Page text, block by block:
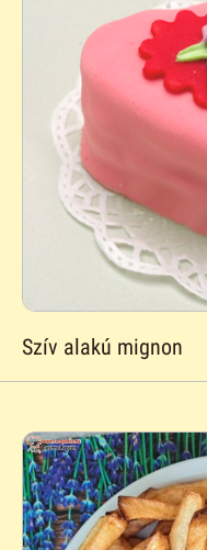
Szív alakú mignon